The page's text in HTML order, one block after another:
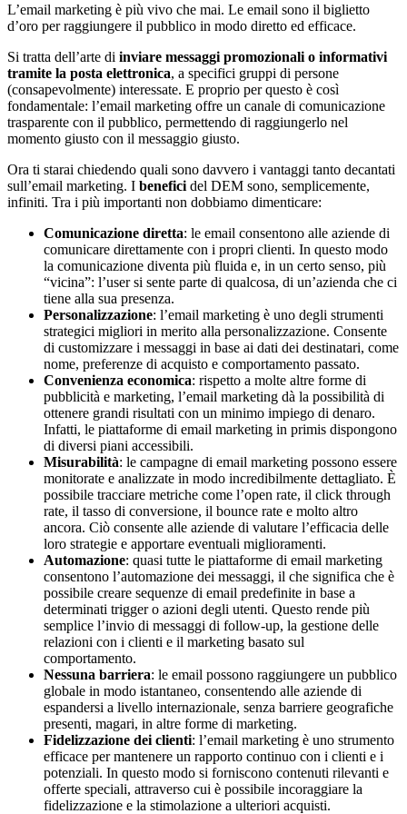
L’email marketing è più vivo che mai. Le email sono il biglietto
d’oro per raggiungere il pubblico in modo diretto ed efficace.
Si tratta dell’arte di inviare messaggi promozionali o informativi
tramite la posta elettronica, a specifici gruppi di persone
(consapevolmente) interessate. E proprio per questo è così
fondamentale: l’email marketing offre un canale di comunicazione
trasparente con il pubblico, permettendo di raggiungerlo nel
momento giusto con il messaggio giusto.
Ora ti starai chiedendo quali sono davvero i vantaggi tanto decantati
sull’email marketing. I benefici del DEM sono, semplicemente,
infiniti. Tra i più importanti non dobbiamo dimenticare:
Comunicazione diretta: le email consentono alle aziende di
comunicare direttamente con i propri clienti. In questo modo
la comunicazione diventa più fluida e, in un certo senso, più
“vicina”: l’user si sente parte di qualcosa, di un’azienda che ci
tiene alla sua presenza.
Personalizzazione: l’email marketing è uno degli strumenti
strategici migliori in merito alla personalizzazione. Consente
di customizzare i messaggi in base ai dati dei destinatari, come
nome, preferenze di acquisto e comportamento passato.
Convenienza economica: rispetto a molte altre forme di
pubblicità e marketing, l’email marketing dà la possibilità di
ottenere grandi risultati con un minimo impiego di denaro.
Infatti, le piattaforme di email marketing in primis dispongono
di diversi piani accessibili.
Misurabilità: le campagne di email marketing possono essere
monitorate e analizzate in modo incredibilmente dettagliato. È
possibile tracciare metriche come l’open rate, il click through
rate, il tasso di conversione, il bounce rate e molto altro
ancora. Ciò consente alle aziende di valutare l’efficacia delle
loro strategie e apportare eventuali miglioramenti.
Automazione: quasi tutte le piattaforme di email marketing
consentono l’automazione dei messaggi, il che significa che è
possibile creare sequenze di email predefinite in base a
determinati trigger o azioni degli utenti. Questo rende più
semplice l’invio di messaggi di follow-up, la gestione delle
relazioni con i clienti e il marketing basato sul
comportamento.
Nessuna barriera: le email possono raggiungere un pubblico
globale in modo istantaneo, consentendo alle aziende di
espandersi a livello internazionale, senza barriere geografiche
presenti, magari, in altre forme di marketing.
Fidelizzazione dei clienti: l’email marketing è uno strumento
efficace per mantenere un rapporto continuo con i clienti e i
potenziali. In questo modo si forniscono contenuti rilevanti e
offerte speciali, attraverso cui è possibile incoraggiare la
fidelizzazione e la stimolazione a ulteriori acquisti.